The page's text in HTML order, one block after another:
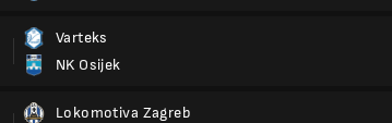
Varteks
NK Osijek
Lokomotiva Zagreb